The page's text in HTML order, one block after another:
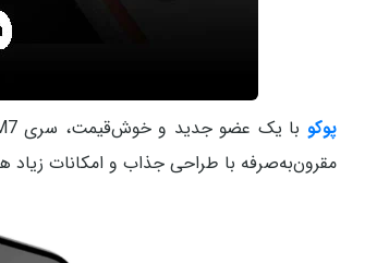
پوکوبا یک عضو جدید و خوش‌قیمت، سری M7 خود را کامل‌تر کرد.
مقرون‌به‌صرفه با طراحی جذاب و امکانات زیاد